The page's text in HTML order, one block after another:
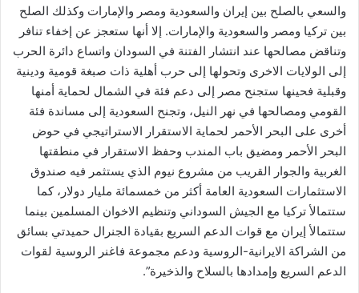
والسعي بالصلح بين إيران والسعودية ومصر والإمارات وكذلك الصلح
بين تركيا ومصر والسعودية والإمارات. إلا أنها ستعجز عن إخفاء تنافر
وتناقض مصالحها عند انتشار الفتنة في السودان واتساع دائرة الحرب
إلى الولايات الاخرى وتحولها إلى حرب أهلية ذات صبغة قومية ودينية
وقبلية فحينها ستجنح مصر إلى دعم فئة في الشمال لحماية أمنها
القومي ومصالحها في نهر النيل، وتجنح السعودية إلى مساندة فئة
أخرى على البحر الأحمر لحماية الاستقرار الاستراتيجي في حوض
البحر الأحمر ومضيق باب المندب وحفظ الاستقرار في منطقتها
الغربية والجوار القريب من مشروع نيوم الذي يستثمر فيه صندوق
الاستثمارات السعودية العامة أكثر من خمسمائة مليار دولار، كما
ستتمالأ تركيا مع الجيش السوداني وتنظيم الاخوان المسلمين بينما
ستتمالأ إيران مع قوات الدعم السريع بقيادة الجنرال حميدتي بسائق
من الشراكة الايرانية-الروسية ودعم مجموعة فاغنر الروسية لقوات
الدعم السريع وإمدادها بالسلاح والذخيرة”.